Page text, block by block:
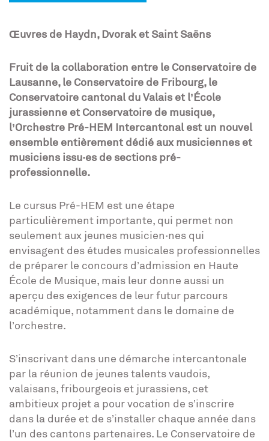
Œuvres de Haydn, Dvorak et Saint Saëns
Fruit de la collaboration entre le Conservatoire de
Lausanne, le Conservatoire de Fribourg, le
Conservatoire cantonal du Valais et l’École
jurassienne et Conservatoire de musique,
l’Orchestre Pré-HEM Intercantonal est un nouvel
ensemble entièrement dédié aux musiciennes et
musiciens issu·es de sections pré-
professionnelle.
Le cursus Pré-HEM est une étape
particulièrement importante, qui permet non
seulement aux jeunes musicien·nes qui
envisagent des études musicales professionnelles
de préparer le concours d’admission en Haute
École de Musique, mais leur donne aussi un
aperçu des exigences de leur futur parcours
académique, notamment dans le domaine de
l’orchestre.
S’inscrivant dans une démarche intercantonale
par la réunion de jeunes talents vaudois,
valaisans, fribourgeois et jurassiens, cet
ambitieux projet a pour vocation de s’inscrire
dans la durée et de s’installer chaque année dans
l’un des cantons partenaires. Le Conservatoire de